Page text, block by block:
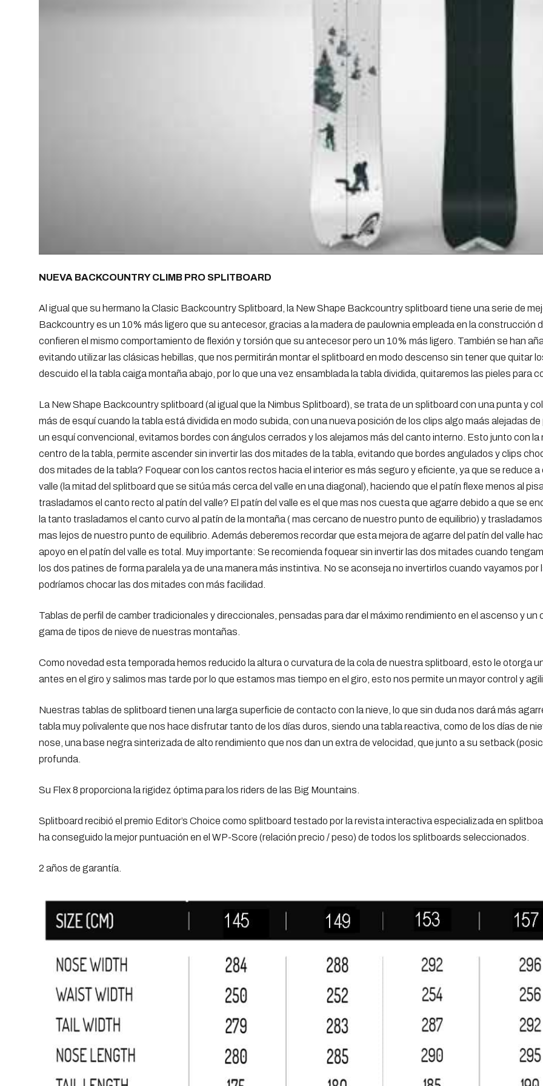
NUEVA BACKCOUNTRY CLIMB PRO SPLITBOARD
Al igual que su hermano la Clasic Backcountry Splitboard, la New Shape Backcountry splitboard tiene una serie de
Backcountry es un 10% más ligero que su antecesor, gracias a la madera de paulownia empleada en la construcción
confieren el mismo comportamiento de flexión y torsión que su antecesor pero un 10% más ligero. También se han
evitando utilizar las clásicas hebillas, que nos permitirán montar el splitboard en modo descenso sin tener que quitar
descuido el la tabla caiga montaña abajo, por lo que una vez ensamblada la tabla dividida, quitaremos las pieles para
La New Shape Backcountry splitboard (al igual que la Nimbus Splitboard), se trata de un splitboard con una punta y
más de esquí cuando la tabla está dividida en modo subida, con una nueva posición de los clips algo maás alejadas
un esquí convencional, evitamos bordes con ángulos cerrados y los alejamos más del canto interno. Esto junto con
centro de la tabla, permite ascender sin invertir las dos mitades de la tabla, evitando que bordes angulados y clips
dos mitades de la tabla? Foquear con los cantos rectos hacia el interior es más seguro y eficiente, ya que se reduce a
valle (la mitad del splitboard que se sitúa más cerca del valle en una diagonal), haciendo que el patín flexe menos al
trasladamos el canto recto al patín del valle? El patín del valle es el que mas nos cuesta que agarre debido a que se
la tanto trasladamos el canto curvo al patín de la montaña ( mas cercano de nuestro punto de equilibrio) y
mas lejos de nuestro punto de equilibrio. Además deberemos recordar que esta mejora de agarre del patín del valle
apoyo en el patín del valle es total. Muy importante: Se recomienda foquear sin invertir las dos mitades cuando
los dos patines de forma paralela ya de una manera más instintiva. No se aconseja no invertirlos cuando vayamos
podríamos chocar las dos mitades con más facilidad.
Tablas de perfil de camber tradicionales y direccionales, pensadas para dar el máximo rendimiento en el ascenso y
gama de tipos de nieve de nuestras montañas.
Como novedad esta temporada hemos reducido la altura o curvatura de la cola de nuestra splitboard, esto le otorga
antes en el giro y salimos mas tarde por lo que estamos mas tiempo en el giro, esto nos permite un mayor control y
Nuestras tablas de splitboard tienen una larga superficie de contacto con la nieve, lo que sin duda nos dará más
tabla muy polivalente que nos hace disfrutar tanto de los días duros, siendo una tabla reactiva, como de los días de
nose, una base negra sinterizada de alto rendimiento que nos dan un extra de velocidad, que junto a su setback
profunda.
Su Flex 8 proporciona la rigidez óptima para los riders de las Big Mountains.
Splitboard recibió el premio Editor’s Choice como splitboard testado por la revista interactiva especializada en
ha conseguido la mejor puntuación en el WP-Score (relación precio / peso) de todos los splitboards seleccionados.
2 años de garantía.